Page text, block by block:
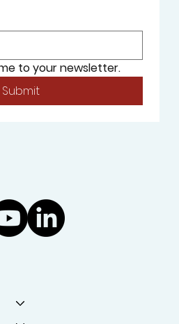
to your newsletter.
Submit